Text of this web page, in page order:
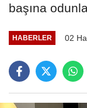
başına
HABERLER 02